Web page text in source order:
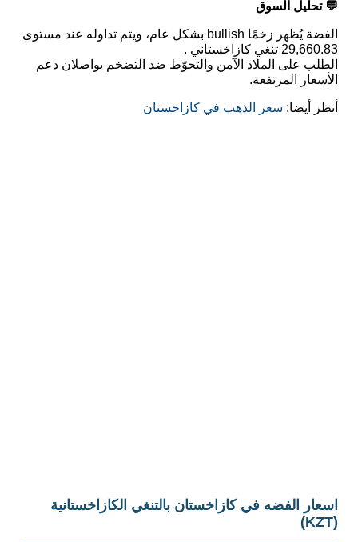
💬 تحليل السوق
الفضة يُظهر زخمًا bullish بشكل عام، ويتم تداوله عند مستوى
29,660.83 تنغي كازاخستاني .
الطلب على الملاذ الآمن والتحوّط ضد التضخم يواصلان دعم
الأسعار المرتفعة.
أنظر أيضا: سعر الذهب في كازاخستان
اسعار الفضه في كازاخستان بالتنغي الكازاخستانية
(KZT)